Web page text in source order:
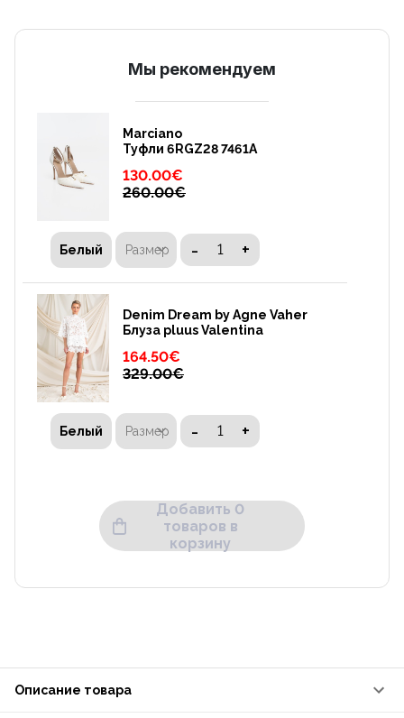
Mы рекомендуем
Marciano
Туфли 6RGZ28 7461A
130.00€
260.00€
Белый Размер - +
Denim Dream by Agne Vaher
Блуза pluus Valentina
164.50€
329.00€
Белый Размер - +
Добавить 0
товаров в
корзину
Описание товара